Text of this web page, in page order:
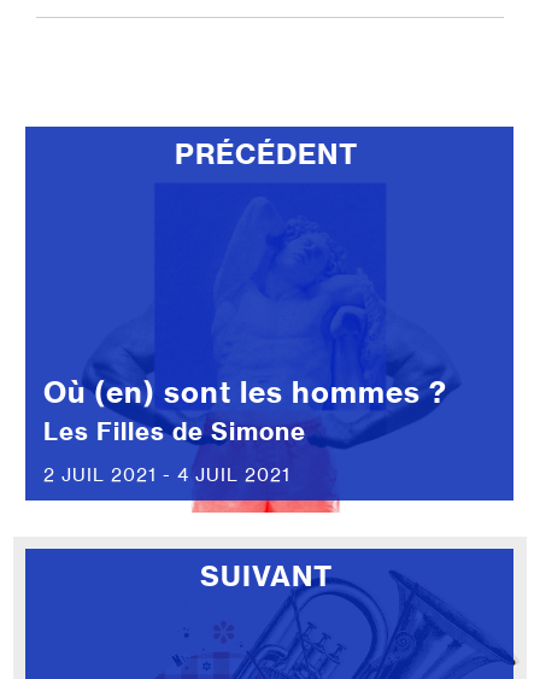
PRÉCÉDENT
Où (en) sont les hommes ?
Les Filles de Simone
2 JUIL 2021 - 4 JUIL 2021
SUIVANT